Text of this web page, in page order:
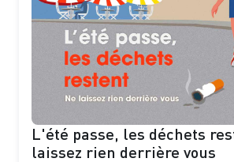
L'été passe, les déchets
laissez rien derrière vous